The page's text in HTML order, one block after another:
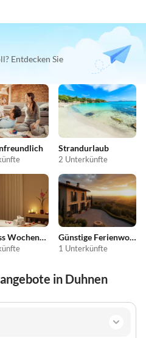
Entdecken Sie
Strandurlaub
2 Unterkünfte
Wellness Wochenende Günstige Ferienwohnungen
1 Unterkünfte
in Duhnen